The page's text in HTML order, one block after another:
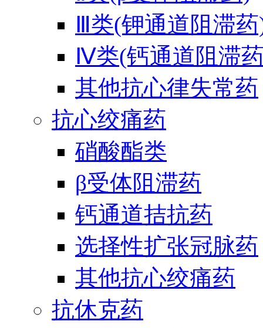
Ⅲ类(钾通道阻滞
Ⅳ类(钙通道阻滞
其他抗心律失常药
抗心绞痛药
硝酸酯类
β受体阻滞药
钙通道拮抗药
选择性扩张冠脉药
其他抗心绞痛药
抗休克药